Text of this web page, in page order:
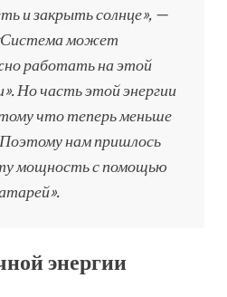
и закрыть солнце», —
может
работать на этой
Но часть этой энергии
что теперь меньше
нам пришлось
мощность с помощью
энергии